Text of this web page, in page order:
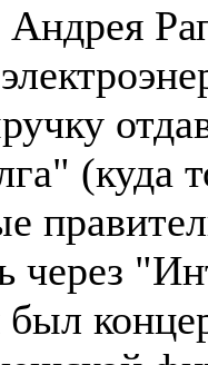
(куда
через
был